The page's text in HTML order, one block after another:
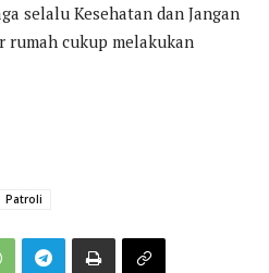
selalu Kesehatan dan Jangan
rumah cukup melakukan
Patroli